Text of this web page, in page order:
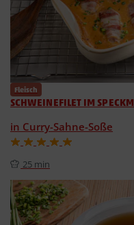
Fleisch
SCHWEINEFILET IM
in Curry-Sahne-Soße
25 min